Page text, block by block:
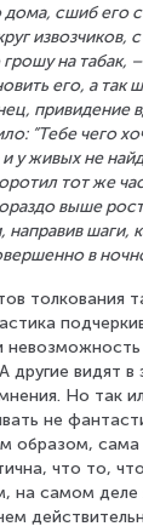
дома, сшиб его
извозчиков,
на табак,
его, а так
привидение
“Тебе чего
и у живых не
тот же
выше
шаги,
в
толкования
другие видят в
Но так
не
образом, сама
что то,
на самом деле